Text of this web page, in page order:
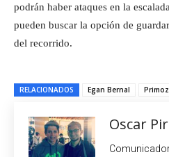
podrán haber ataques en la
pueden buscar la opción de
del recorrido.
RELACIONADOS Egan Bernal
Oscar